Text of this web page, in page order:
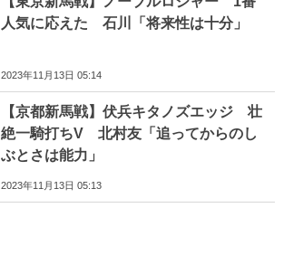
人気に応えた 石川「将来性は十分」
2023年11月13日 05:14
【京都新馬戦】伏兵キタノズエッジ 壮
絶一騎打ちV 北村友「追ってからのし
ぶとさは能力」
2023年11月13日 05:13